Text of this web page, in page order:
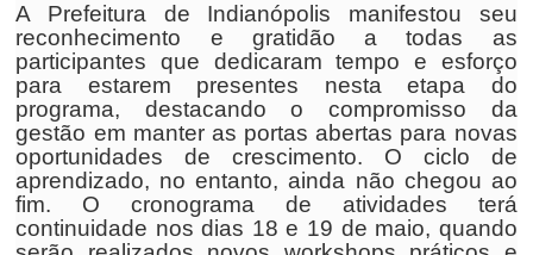
A Prefeitura de Indianópolis manifestou seu
reconhecimento e gratidão a todas as
participantes que dedicaram tempo e esforço
para estarem presentes nesta etapa do
programa, destacando o compromisso da
gestão em manter as portas abertas para novas
oportunidades de crescimento. O ciclo de
aprendizado, no entanto, ainda não chegou ao
fim. O cronograma de atividades terá
continuidade nos dias 18 e 19 de maio, quando